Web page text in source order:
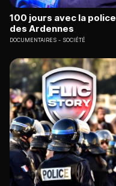
100 jours avec la police
des Ardennes
DOCUMENTAIRES SOCIÉTÉ